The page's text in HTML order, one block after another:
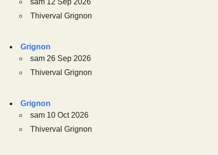
Thiverval Grignon
Grignon
sam 26 Sep 2026
Thiverval Grignon
Grignon
sam 10 Oct 2026
Thiverval Grignon